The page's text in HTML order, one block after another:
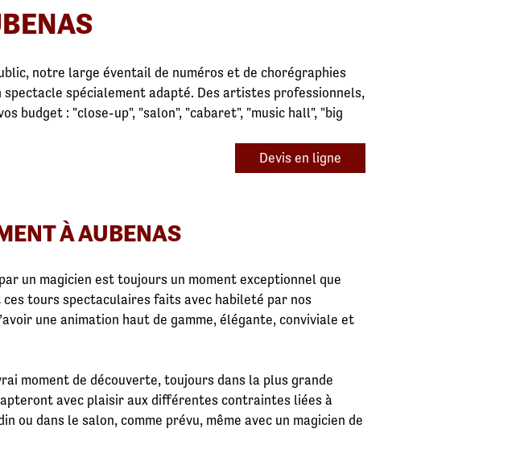
notre large éventail de numéros et de chorégraphies
spécialement adapté. Des artistes professionnels,
budget : "close-up", "salon", "cabaret", "music hall", "big
Devis en ligne
À AUBENAS
un magicien est toujours un moment exceptionnel que
tours spectaculaires faits avec habileté par nos
une animation haut de gamme, élégante, conviviale et
moment de découverte, toujours dans la plus grande
avec plaisir aux différentes contraintes liées à
ou dans le salon, comme prévu, même avec un magicien de